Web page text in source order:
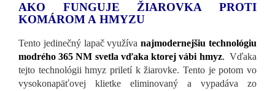
AKO FUNGUJE ŽIAROVKA PROTI
KOMÁROM A HMYZU
Tento jedinečný lapač využívanajmodernejšiu technológiu
modrého 365 NM svetla vďaka ktorej vábi hmyz. Vďaka
tejto technológii hmyz priletí k žiarovke. Tento je potom vo
vysokonapäťovej klietke eliminovaný a vypadáva zo